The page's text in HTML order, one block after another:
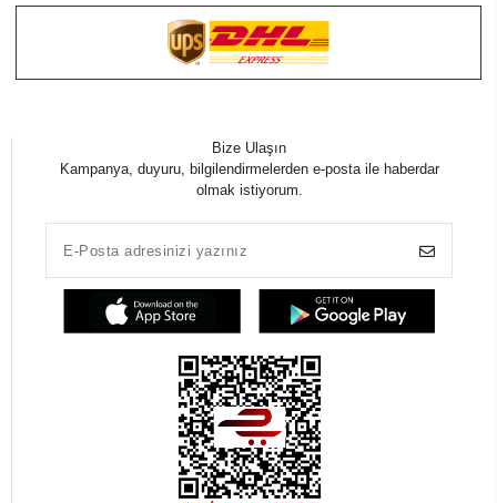
Bize Ulaşın
Kampanya, duyuru, bilgilendirmelerden e-posta ile haberdar
olmak istiyorum.